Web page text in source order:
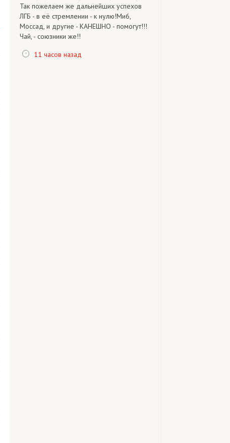
Так пожелаем же дальнейших успехов
ЛГБ - в её стремлении - к нулю!Ми6,
Моссад, и другие - КАНЕШНО - помогут!!!
Чай, - союзники же!!
11 часов назад